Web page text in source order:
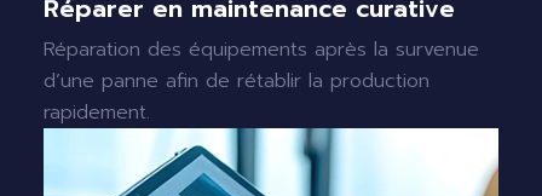
Réparer en maintenance curative
Réparation des équipements après la survenue
d’une panne afin de rétablir la production
rapidement.